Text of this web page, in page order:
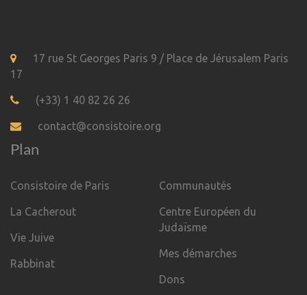
17 rue St Georges Paris 9 / Place de Jérusalem Paris
17
(+33) 1 40 82 26 26
contact@consistoire.org
Plan
Consistoire de Paris
La Cacherout
Vie Juive
Rabbinat
Communautés
Centre Européen du
Judaïsme
Mes démarches
Dons